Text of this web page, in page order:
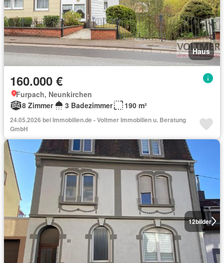
Haus
160.000 €
Furpach, Neunkirchen
8 Zimmer
3 Badezimmer 190 m²
24.05.2026 bei Immobilien.de - Voltmer Immobilien u. Beratung
GmbH
12bilder